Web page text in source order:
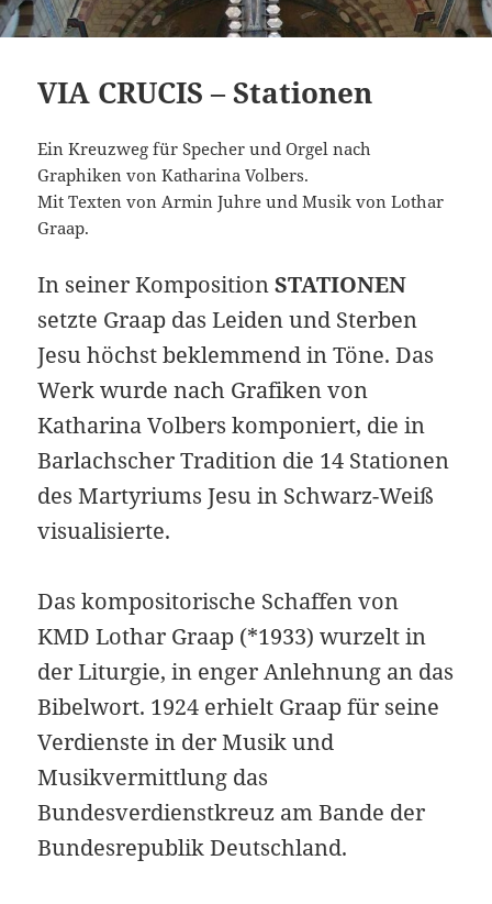
VIA CRUCIS – Stationen
Ein Kreuzweg für Specher und Orgel nach
Graphiken von Katharina Volbers.
Mit Texten von Armin Juhre und Musik von Lothar
Graap.
In seiner KompositionSTATIONEN
setzte Graap das Leiden und Sterben
Jesu höchst beklemmend in Töne. Das
Werk wurde nach Grafiken von
Katharina Volbers komponiert, die in
Barlachscher Tradition die 14 Stationen
des Martyriums Jesu in Schwarz-Weiß
visualisierte.
Das kompositorische Schaffen von
KMD Lothar Graap (*1933) wurzelt in
der Liturgie, in enger Anlehnung an das
Bibelwort. 1924 erhielt Graap für seine
Verdienste in der Musik und
Musikvermittlung das
Bundesverdienstkreuz am Bande der
Bundesrepublik Deutschland.